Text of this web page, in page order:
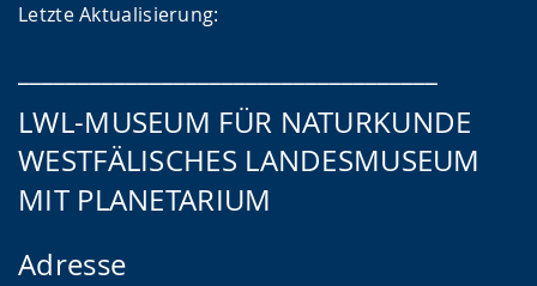
Letzte Aktualisierung:
LWL-MUSEUM FÜR NATURKUNDE
WESTFÄLISCHES LANDESMUSEUM
MIT PLANETARIUM
Adresse